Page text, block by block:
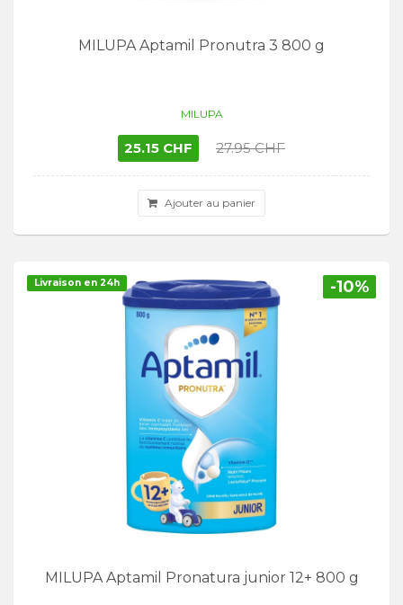
MILUPA Aptamil Pronutra 3 800 g
MILUPA
25.15 CHF 27.95 CHF
Ajouter au panier
Livraison en 24h -10%
MILUPA Aptamil Pronatura junior 12+ 800 g